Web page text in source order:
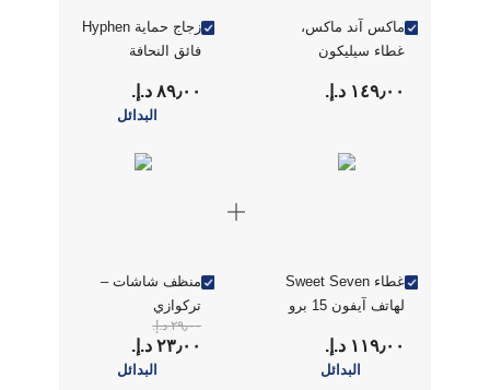
ماكس آند ماكس،
غطاء سيليكون
١٤٩٫٠٠ د.إ.‏
زجاج حماية Hyphen
فائق النحافة
٨٩٫٠٠ د.إ.‏
البدائل
غطاء Sweet Seven
لهاتف آيفون 15 برو
حواف وحماية للكاميرا
باللون الأسود
١١٩٫٠٠ د.إ.‏
البدائل
منظف شاشات –
تركوازي
٢٣٫٠٠ د.إ.‏
٢٩٫٠٠ د.إ.‏
البدائل